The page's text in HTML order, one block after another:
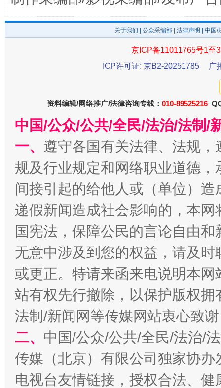
一
揭开“小金库”的免责幌子
受贿1.44亿！段成刚被判无期 从幼
关于我们 公众采编部 法律声明 | 中国
京ICP备11011765号1至
ICP许可证: 京B2-20251785
广
资料编辑/网络推广/法律咨询专线： 010-89525216
中国/公众/公共/全民/法治/法制/
一、 遵守各国有关法律、法规
规及行业规定和网络职业道德
间接引起的给他人或（单位）
递假新闻造成社会影响的，本
国宪法，保障公民的言论自由
无意中涉及到您的权益，请及
或更正。特请来函来电说明本
站有权先行撤除，以保护版权
法制/新闻网等传媒网站衷心致
二、 中国/公众/公共/全民/法治/
传媒（北京）有限公司独家协
电视台友情链接，授权合法、